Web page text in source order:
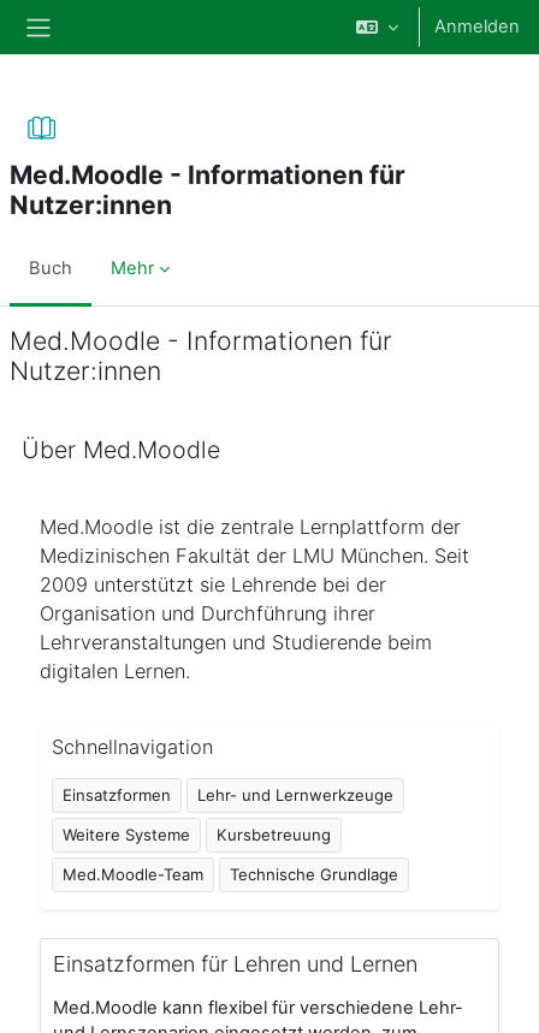
Website-Übersicht
Anmelden
Med.Moodle - Informationen für
Nutzer:innen
Buch Mehr
Med.Moodle - Informationen für
Nutzer:innen
Über Med.Moodle
Med.Moodle ist die zentrale Lernplattform der
Medizinischen Fakultät der LMU München. Seit
2009 unterstützt sie Lehrende bei der
Organisation und Durchführung ihrer
Lehrveranstaltungen und Studierende beim
digitalen Lernen.
Schnellnavigation
Einsatzformen Lehr- und Lernwerkzeuge
Weitere Systeme Kursbetreuung
Med.Moodle-Team Technische Grundlage
Einsatzformen für Lehren und Lernen
Med.Moodle kann flexibel für verschiedene Lehr-